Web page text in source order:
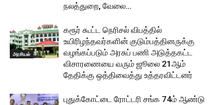
நலத்துறை, வேலை...
அரசியல்
கரூர் கூட்ட நெரிசல் விபத்தில்
உயிரிழந்தவர்களின் குடும்பத்தினருக்கு
வழங்கப்படும் அரசுப் பணி அடுத்தகட்ட
விசாரணையை வரும் ஜூலை 21ஆம்
தேதிக்கு ஒத்திவைத்து உத்தரவிட்டனர்
புதுக்கோட்டை ரோட்டரி சங்க 74ம் ஆண்டு